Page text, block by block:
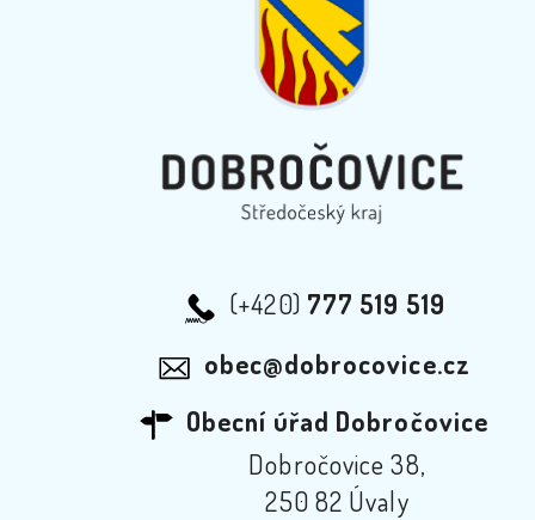
(+420) 777 519 519
obec@dobrocovice.cz
Obecní úřad Dobročovice
Dobročovice 38,
250 82 Úvaly